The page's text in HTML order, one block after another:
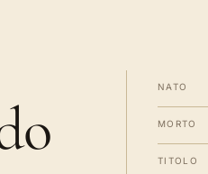
NATO
MORTO
TITOLO